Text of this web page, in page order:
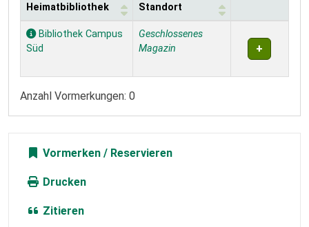
Exemplare
Heimatbibliothek Standort
Bibliothek Campus
Süd
Geschlossenes
Magazin
Anzahl Vormerkungen: 0
Vormerken
Drucken
Zitieren